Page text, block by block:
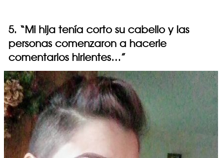
5. “Mi hija tenía corto su cabello y las
personas comenzaron a hacerle
comentarios hirientes…”